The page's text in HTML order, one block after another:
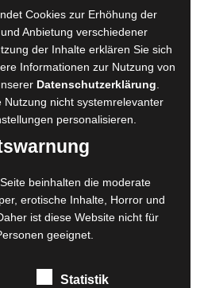
Cookies zur Erhöhung der
Anbietung verschiedener
der Inhalte erklären Sie sich
Informationen zur Nutzung von
Datenschutzerklärung
Nutzung nicht systemrelevanter
personalisieren.
beinhalten die moderate
erotische Inhalte, Horror und
ist diese Website nicht für
geeignet.
Statistik